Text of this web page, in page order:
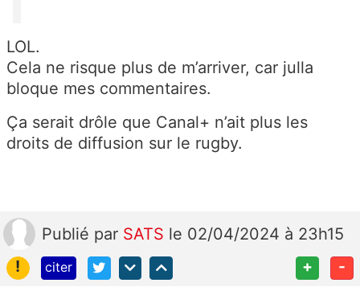
LOL.
Cela ne risque plus de m’arriver, car julla
bloque mes commentaires.
Ça serait drôle que Canal+ n’ait plus les
droits de diffusion sur le rugby.
Publié par SATS le 02/04/2024 à 23h15
!
citer + -